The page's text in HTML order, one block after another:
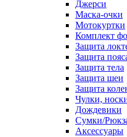
Джерси
Маска-очки
Мотокуртки
Комплект
Защита
Защита
Защита тела
Защита шеи
Защита
Чулки,
Дождевики
Сумки/
Аксессуары